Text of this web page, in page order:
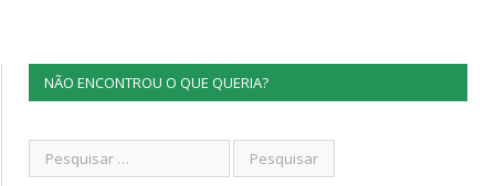
NÃO ENCONTROU O QUE QUERIA?